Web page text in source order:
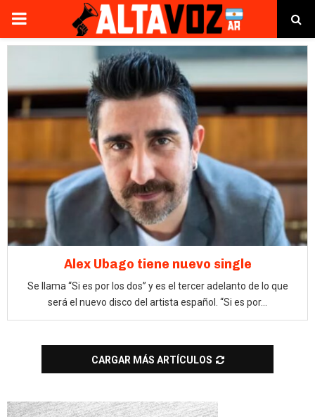
PRIMARY
Alex Ubago tiene nuevo single
Se llama “Si es por los dos” y es el tercer adelanto de lo que
será el nuevo disco del artista español. “Si es por...
CARGAR MÁS ARTÍCULOS